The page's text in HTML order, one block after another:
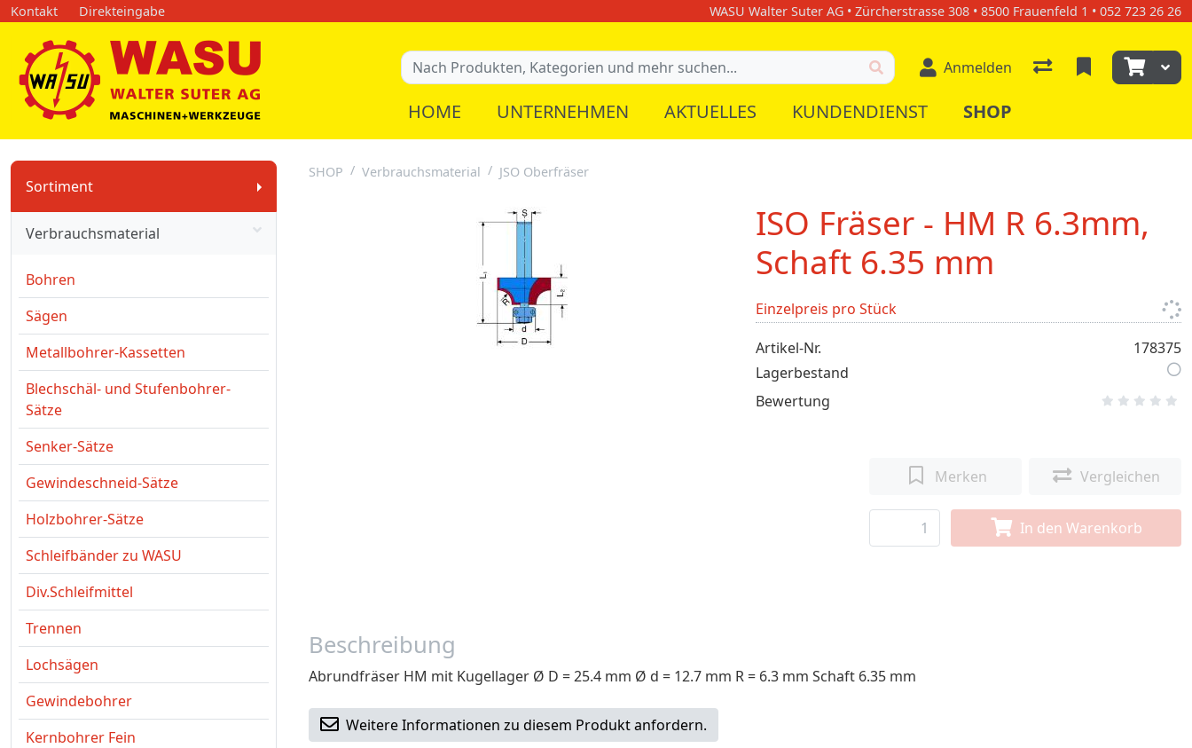
Kontakt Direkteingabe WASU Walter Suter AG • Zürcherstrasse 308 • 8500 Frauenfeld 1 • 052 723 26 26
Anmelden
HOME UNTERNEHMEN AKTUELLES KUNDENDIENST SHOP
Sortiment
Verbrauchsmaterial
Bohren
Sägen
Metallbohrer-Kassetten
Blechschäl- und Stufenbohrer-
Sätze
Senker-Sätze
Gewindeschneid-Sätze
Holzbohrer-Sätze
Schleifbänder zu WASU
Div.Schleifmittel
Trennen
Lochsägen
Gewindebohrer
Kernbohrer Fein
SHOP Verbrauchsmaterial JSO Oberfräser
ISO Fräser - HM R 6.3mm,
Schaft 6.35 mm
Einzelpreis pro Stück
Artikel-Nr.
178375
Lagerbestand
Bewertung
Merken Vergleichen
In den Warenkorb
Beschreibung
Abrundfräser HM mit Kugellager Ø D = 25.4 mm Ø d = 12.7 mm R = 6.3 mm Schaft 6.35 mm
Weitere Informationen zu diesem Produkt anfordern.